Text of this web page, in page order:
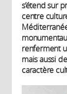
s’étend sur
centre
renferment
mais aussi
caractère